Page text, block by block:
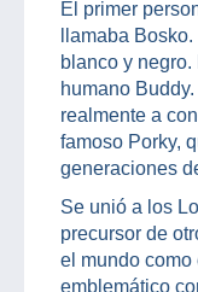
El primer
llamaba
blanco y
humano
realmente a
famoso Porky,
generaciones
Se unió a los
precursor de
el mundo como
emblemático